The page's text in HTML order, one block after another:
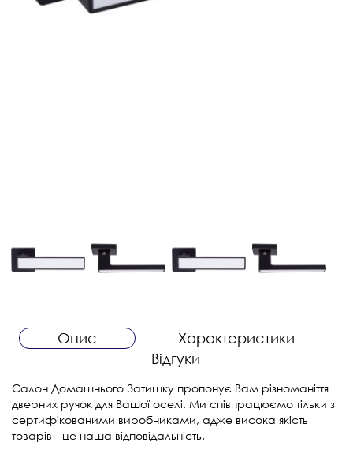
Опис
Характеристики
Відгуки
Салон Домашнього Затишку пропонує Вам різноманіття
дверних ручок для Вашої оселі. Ми співпрацюємо тільки з
сертифікованими виробниками, адже висока якість
товарів - це наша відповідальність.